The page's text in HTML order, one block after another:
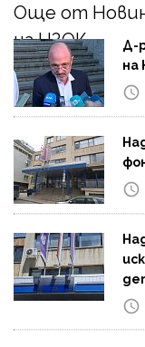
Още от
на НЗОК
Д-
на